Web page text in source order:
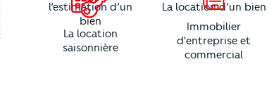
l’estimation d’un
bien
La location d’un bien
La location
saisonnière
Immobilier
d'entreprise et
commercial